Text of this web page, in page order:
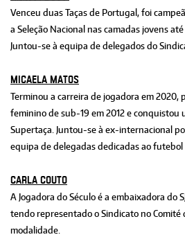
Venceu duas Taças de Portugal, foi
a Seleção Nacional nas camadas jovens até
Juntou-se à equipa de delegados do
MICAELA MATOS
Terminou a carreira de jogadora em 2020,
feminino de sub-19 em 2012 e conquistou
Supertaça. Juntou-se à ex-internacional
equipa de delegadas dedicadas ao futebol
CARLA COUTO
A Jogadora do Século é a em­baixadora do
tendo representado o Sindicato no Comité
modalidade.